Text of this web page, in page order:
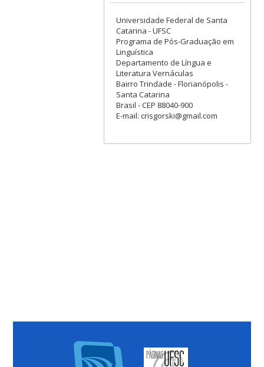
Universidade Federal de Santa
Catarina - UFSC
Programa de Pós-Graduação em
Linguística
Departamento de Língua e
Literatura Vernáculas
Bairro Trindade - Florianópolis -
Santa Catarina
Brasil - CEP 88040-900
E-mail: crisgorski@gmail.com